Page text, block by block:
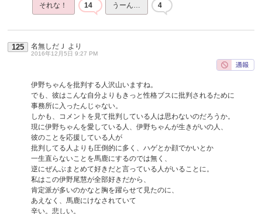
それな！ 14 うーん… 4
125 名無しだＪ より
2016年12月5日 9:27 PM
伊野ちゃんを批判する人沢山いますね。
でも、彼はこんな自分よりもきっと性格ブスに批判されるために
事務所に入ったんじゃない。
しかも、コメントを見て批判している人は思わないのだろうか。
現に伊野ちゃんを愛している人、伊野ちゃんが生きがいの人、
彼のことを応援している人が
批判してる人よりも圧倒的に多く、ハゲとか顔でかいとか
一生直らないことを馬鹿にするのでは無く、
逆にぜんぶまとめて好きだと言っている人がいることに。
私はこの伊野尾慧が全部好きだから、
肯定派が多いのかなと胸を躍らせて見たのに、
あえなく、馬鹿にけなされていて
辛い。悲しい。